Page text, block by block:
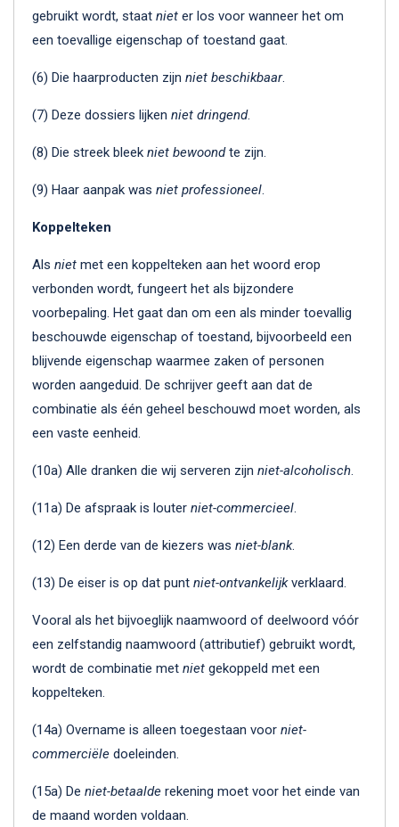
gebruikt wordt, staat niet er los voor wanneer het om
een toevallige eigenschap of toestand gaat.
(6) Die haarproducten zijn niet beschikbaar.
(7) Deze dossiers lijken niet dringend.
(8) Die streek bleek niet bewoondte zijn.
(9) Haar aanpak was niet professioneel.
Koppelteken
Als niet met een koppelteken aan het woord erop
verbonden wordt, fungeert het als bijzondere
voorbepaling. Het gaat dan om een als minder toevallig
beschouwde eigenschap of toestand, bijvoorbeeld een
blijvende eigenschap waarmee zaken of personen
worden aangeduid. De schrijver geeft aan dat de
combinatie als één geheel beschouwd moet worden, als
een vaste eenheid.
(10a) Alle dranken die wij serveren zijn niet-alcoholisch.
(11a) De afspraak is louter niet-commercieel.
(12) Een derde van de kiezers was niet-blank.
(13) De eiser is op dat punt niet-ontvankelijkverklaard.
Vooral als het bijvoeglijk naamwoord of deelwoord vóór
een zelfstandig naamwoord (attributief) gebruikt wordt,
wordt de combinatie met niet gekoppeld met een
koppelteken.
(14a) Overname is alleen toegestaan voor niet-
commerciële doeleinden.
(15a) De niet-betaalde rekening moet voor het einde van
de maand worden voldaan.